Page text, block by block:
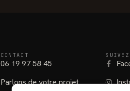
CONTACT
06 19 97 58 45
Parlons de votre projet